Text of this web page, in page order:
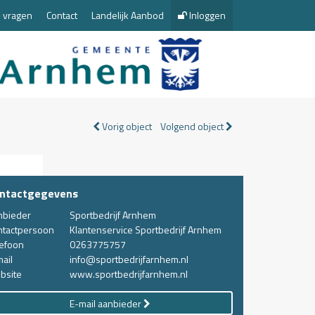
Contact Landelijk Aanbod Inloggen
Vorig object Volgend object
Sportbedrijf Arnhem
Klantenservice Sportbedrijf Arnhem
0263775757
info@sportbedrijfarnhem.nl
www.sportbedrijfarnhem.nl
E-mail aanbieder